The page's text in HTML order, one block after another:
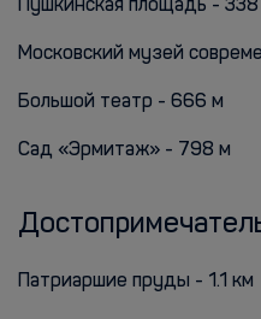
Пушкинская площадь - 338
Московский музей
Большой театр - 666 м
Сад «Эрмитаж» - 798 м
Патриаршие пруды - 1.1 км